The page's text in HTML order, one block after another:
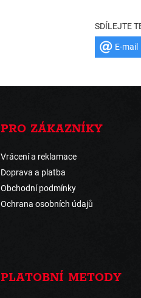
SDÍLEJTE
E-mail
PRO ZÁKAZNÍKY
Vrácení a reklamace
Doprava a platba
Obchodní podmínky
Ochrana osobních údajů
PLATOBNÍ METODY